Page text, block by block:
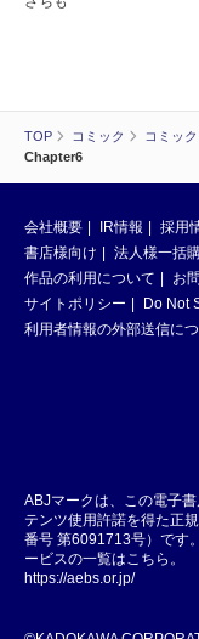
TOP コミック コミック
Chapter6
会社概要 IR情報 採用
書店様向け
法人様一括
作品の利用について
お
サイトポリシー
Do Not
利用者情報の外部送信に
ABJマークは、この電子
テンツ使用許諾を得た正
番号 第6091713号）です
ービスの一覧はこちら。
https://aebs.or.jp/